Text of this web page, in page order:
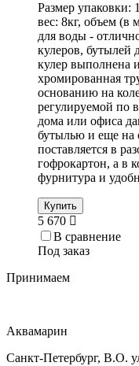
Размер
вес: 8кг, объем (в
для воды -
кулеров, бутылей
кулер выполнена
хромированная
основанию на
регулируемой по
дома или офиса
бутылью и еще на
поставляется в
гофрокартон, а в
фурнитура и
Купить
5 670
В сравнение
Под заказ
Принимаем
Аквамарин
Санкт-Петербург, В.О.